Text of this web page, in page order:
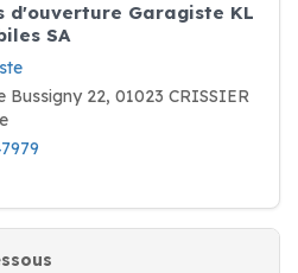
d'ouverture Garagiste KL
SA
Bussigny 22, 01023 CRISSIER